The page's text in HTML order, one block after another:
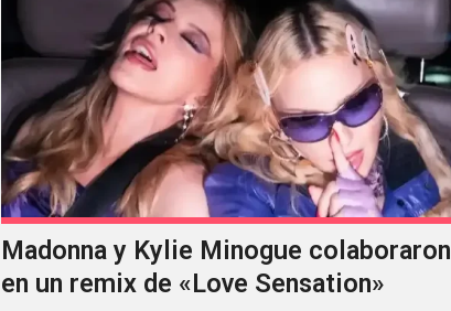
Madonna y Kylie Minogue colaboraron
en un remix de «Love Sensation»